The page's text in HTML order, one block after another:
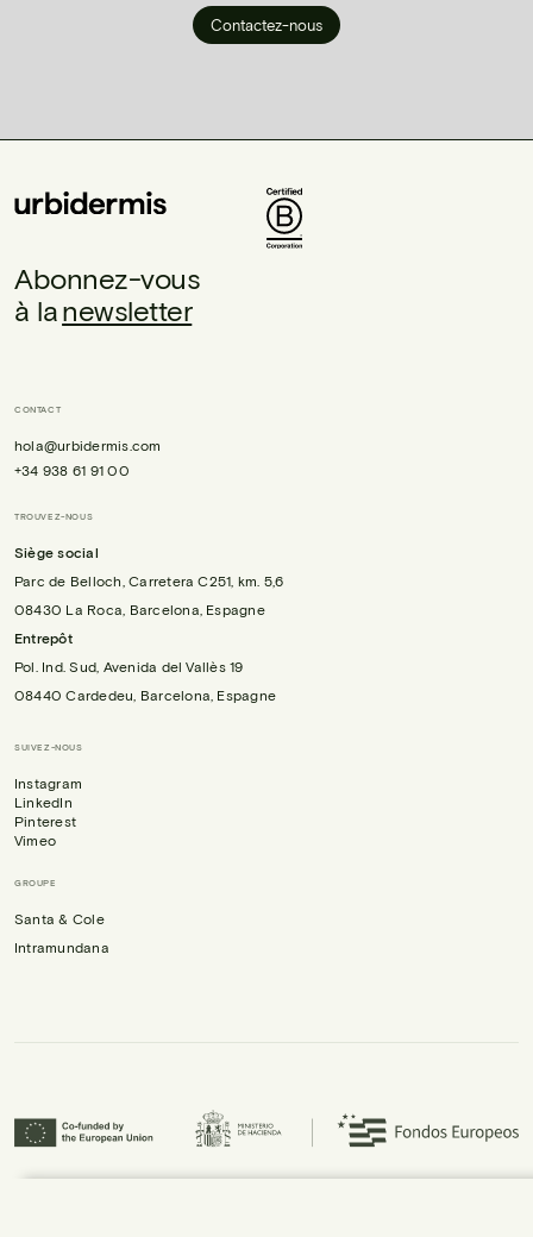
Contactez-nous
Abonnez-vous
à lanewsletter
CONTACT
hola@urbidermis.com
+34 938 61 91 00
TROUVEZ-NOUS
Siège social
Parc de Belloch, Carretera C251, km. 5,6
08430 La Roca, Barcelona, Espagne
Entrepôt
Pol. Ind. Sud, Avenida del Vallès 19
08440 Cardedeu, Barcelona, Espagne
SUIVEZ-NOUS
Instagram
LinkedIn
Pinterest
Vimeo
GROUPE
Santa & Cole
Intramundana